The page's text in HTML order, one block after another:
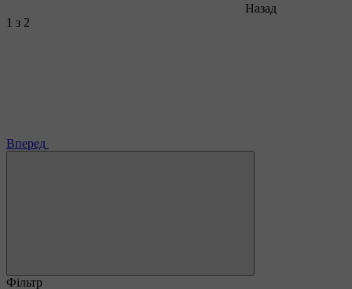
Назад
1 з 2
Вперед
Фільтр